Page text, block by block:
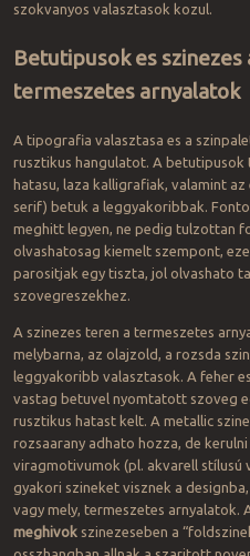
szokvanyos valasztasok kozul.
Betutipusok es szinezes
termeszetes arnyalatok
A tipografia valasztasa es a
rusztikus hangulatot. A betutipusok
hatasu, laza kalligrafiak, valamint
serif) betuk a leggyakoribbak.
meghitt legyen, ne pedig tulzottan
olvashatosag kiemelt szempont,
parositjak egy tiszta, jol olvashato
szovegreszekhez.
A szinezes teren a termeszetes
melybarna, az olajzold, a rozsda
leggyakoribb valasztasok. A feher
vastag betuvel nyomtatott szoveg
rusztikus hatast kelt. A metallic
rozsaarany adhato hozza, de
viragmotivumok (pl. akvarell stílusú
gyakori szineket visznek a
vagy mely, termeszetes arnyalatok.
meghivokszinezeseben a